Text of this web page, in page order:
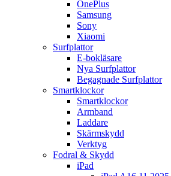
OnePlus
Samsung
Sony
Xiaomi
Surfplattor
E-bokläsare
Nya Surfplattor
Begagnade Surfplattor
Smartklockor
Smartklockor
Armband
Laddare
Skärmskydd
Verktyg
Fodral & Skydd
iPad